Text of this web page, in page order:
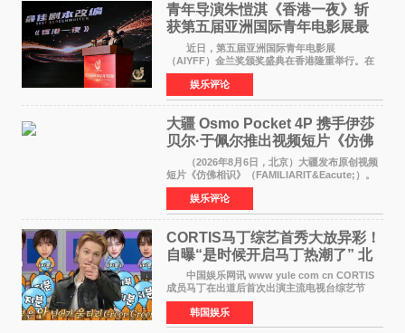
青年导演朱愷淇《香港一夜》斩
获第五届亚洲国际青年电影展最
佳剧本改编奖
近日，第五届亚洲国际青年电影展
（AIYFF）金兰奖颁奖盛典在香港隆重举行。在
这场汇聚数百位海内外电影人、文化界人士及媒
体代表的亚洲青年影视盛会上，香港本土电影
《香港一夜》（Dawn in Ho
娱乐评论
大疆 Osmo Pocket 4P 携手伊莎
贝尔·于佩尔推出视频短片《仿佛
相识》
（2026年8月6日，北京）大疆发布原创视频
短片《仿佛相识》（FAMILIARIT&Eacute;）。
视频短片由戛纳国际电影节最佳女演员伊莎贝尔·
于佩尔（Isabelle Huppert）主演，全程使用大
疆首款双主摄口
娱乐评论
CORTIS马丁综艺首秀大放异彩！
自曝“是时候开启马丁热潮了” 北
美巡演火热进行中
中国娱乐网讯 www yule com cn CORTIS
成员马丁在出道后首次出演主流电视台综艺节
目，展现了多才多艺的魅力。 马丁出演了5日
播出的MBC《Radio Star》Fashion与Passion
之间，I&lsquo;m
韩国娱乐